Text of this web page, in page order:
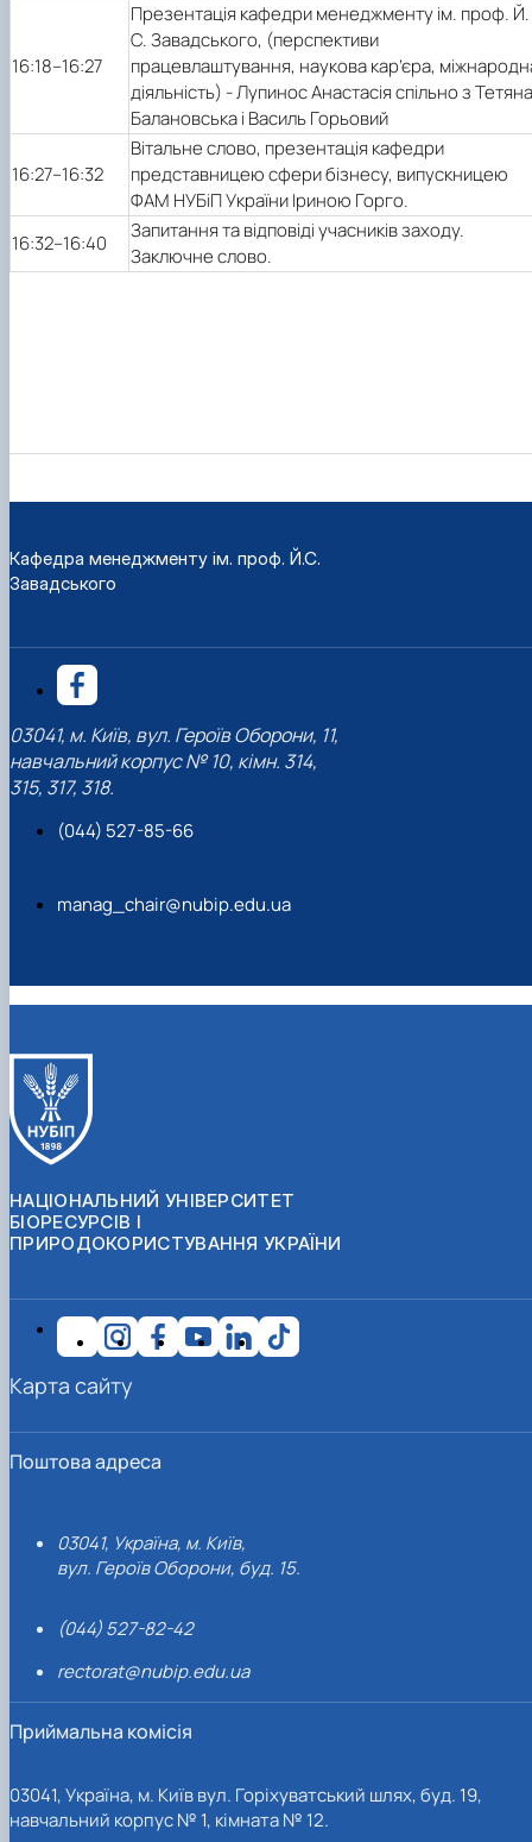
16:18–16:27
Презентація кафедри менеджменту ім. проф. Й.
С. Завадського, (перспективи
працевлаштування, наукова кар’єра,
діяльність) - Лупинос Анастасія спільно з Тетяна
Балановська і Василь Горьовий
16:27–16:32
Вітальне слово, презентація кафедри
представницею сфери бізнесу, випускницею
ФАМ НУБіП України Іриною Горго.
16:32–16:40
Запитання та відповіді учасників заходу.
Заключне слово.
Кафедра менеджменту ім. проф. Й.С.
Завадського
03041, м. Київ, вул. Героїв Оборони, 11,
навчальний корпус № 10, кімн. 314,
315, 317, 318.
(044) 527-85-66
manag_chair@nubip.edu.ua
НАЦІОНАЛЬНИЙ УНІВЕРСИТЕТ
БІОРЕСУРСІВ І
ПРИРОДОКОРИСТУВАННЯ УКРАЇНИ
Поштова адреса
03041, Україна, м. Київ,
вул. Героїв Оборони, буд. 15.
(044) 527-82-42
rectorat@nubip.edu.ua
Приймальна комісія
03041, Україна, м. Київ вул. Горіхуватський шлях, буд. 19,
навчальний корпус № 1, кімната № 12.
Карта сайту